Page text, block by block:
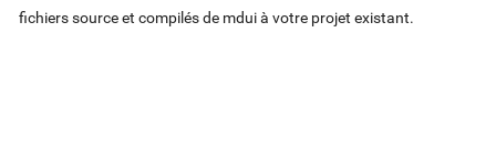
fichiers source et compilés de mdui à votre projet existant.